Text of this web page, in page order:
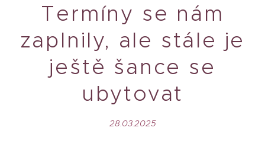
Termíny se nám
zaplnily, ale stále je
ještě šance se
ubytovat
28.03.2025